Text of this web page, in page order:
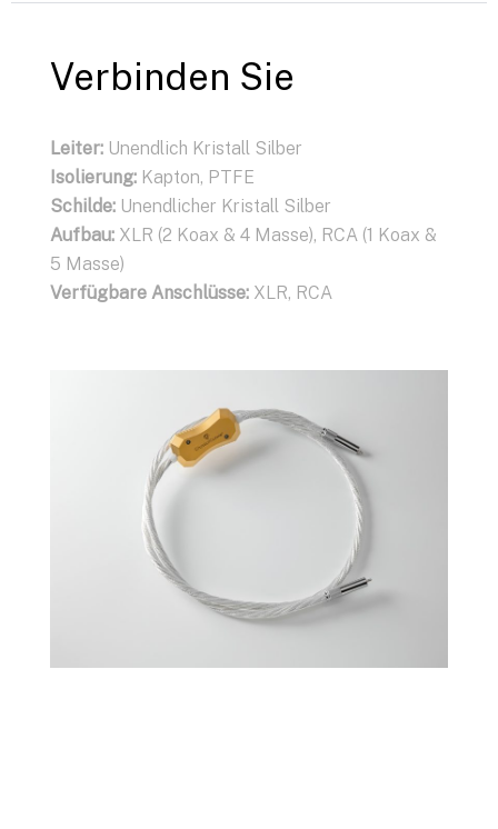
Sprecher
Leiter: Unendlich Kristall Silber
Isolierung: Kapton, PTFE
Schilde: Unendlicher Kristall Silber
Aufbau: 2 Koax
Verfügbare Anschlüsse:
Spatenstecker
Verbinden Sie
Leiter: Unendlicher Kristall Silber
Isolierung: Kapton, PTFE
Schilde: Unendlicher Kristall Silber
Aufbau: XLR (2 Koax, 2 Masse), RCA (1 Koax, 3
Masse)
Verfügbare Anschlüsse: XLR, RCA
Verbinden Sie
Leiter: Unendlich Kristall Silber
Isolierung: Kapton, PTFE
Schilde: Unendlicher Kristall Silber
Aufbau: XLR (2 Koax & 4 Masse), RCA (1 Koax &
5 Masse)
Verfügbare Anschlüsse: XLR, RCA